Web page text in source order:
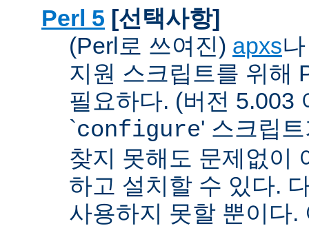
Perl 5 [선택사항]
(Perl로 쓰여진) apxs
지원 스크립트를 위해
필요하다. (버전 5.003
`configure' 스크립
찾지 못해도 문제없이
하고 설치할 수 있다.
사용하지 못할 뿐이다.